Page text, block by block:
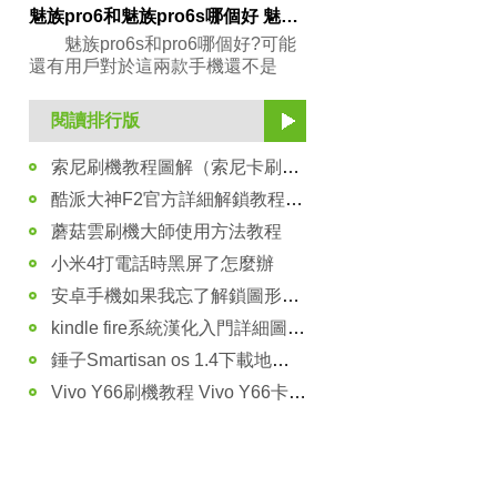
魅族pro6和魅族pro6s哪個好 魅族pro6和魅族pro6s區別對比
魅族pro6s和pro6哪個好?可能
還有用戶對於這兩款手機還不是
閱讀排行版
索尼刷機教程圖解（索尼卡刷教程）
酷派大神F2官方詳細解鎖教程 大神F2怎麼解鎖
蘑菇雲刷機大師使用方法教程
小米4打電話時黑屏了怎麼辦
安卓手機如果我忘了解鎖圖形，該怎麼辦？
kindle fire系統漢化入門詳細圖文教程
錘子Smartisan os 1.4下載地址分享
Vivo Y66刷機教程 Vivo Y66卡刷升級更新官方系統包